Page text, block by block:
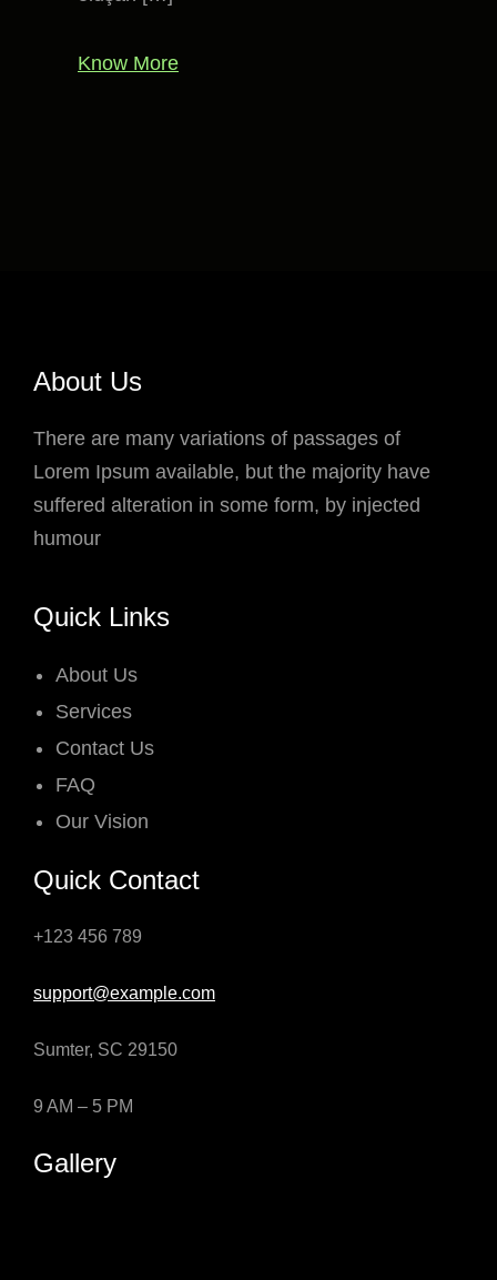
Know More
About Us
There are many variations of passages of
Lorem Ipsum available, but the majority have
suffered alteration in some form, by injected
humour
Quick Links
About Us
Services
Contact Us
FAQ
Our Vision
Quick Contact
+123 456 789
support@example.com
Sumter, SC 29150
9 AM – 5 PM
Gallery